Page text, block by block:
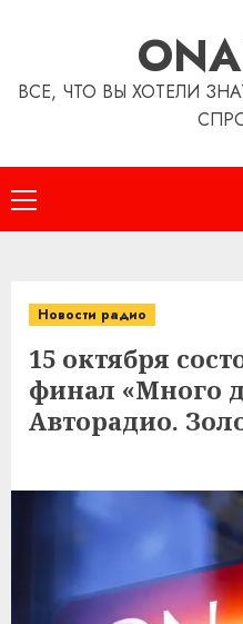
ВСЕ, ЧТО ВЫ ХОТЕЛИ
Основное
меню
Новости радио
15 октября
финал «Много
Авторадио.